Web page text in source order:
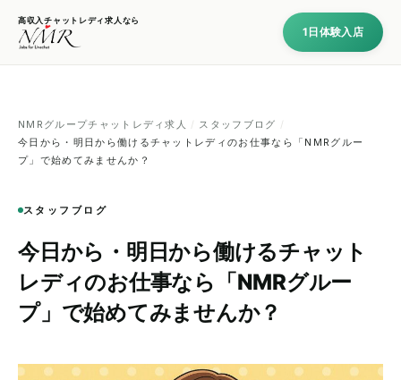
高収入チャットレディ求人なら
1日体験入店
NMRグループチャットレディ求人 / スタッフブログ /
今日から・明日から働けるチャットレディのお仕事なら「NMRグルー
プ」で始めてみませんか？
スタッフブログ
今日から・明日から働けるチャット
レディのお仕事なら「NMRグルー
プ」で始めてみませんか？